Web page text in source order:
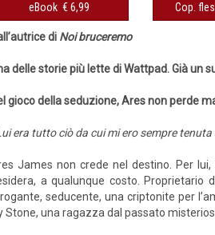
eBook € 6,99
di Noi bruceremo
delle storie più lette di Wattpad. Già un
gioco della seduzione, Ares non perde
era tutto ciò da cui mi ero sempre
James non crede nel destino. Per
a qualunque costo. Proprietario
seducente, una criptonite per
Stone, una ragazza dal passato